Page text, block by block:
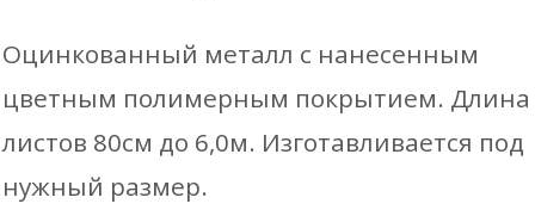
Оцинкованный металл с нанесенным
цветным полимерным покрытием. Длина
листов 80см до 6,0м. Изготавливается под
нужный размер.